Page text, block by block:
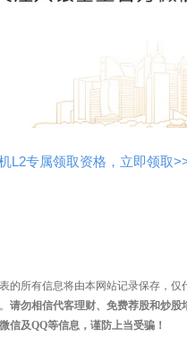
L2专属领取资格，立即领取
的所有信息将由本网站记录保存，
请勿相信代客理财、免费荐股和炒
信及QQ等信息，谨防上当受骗！